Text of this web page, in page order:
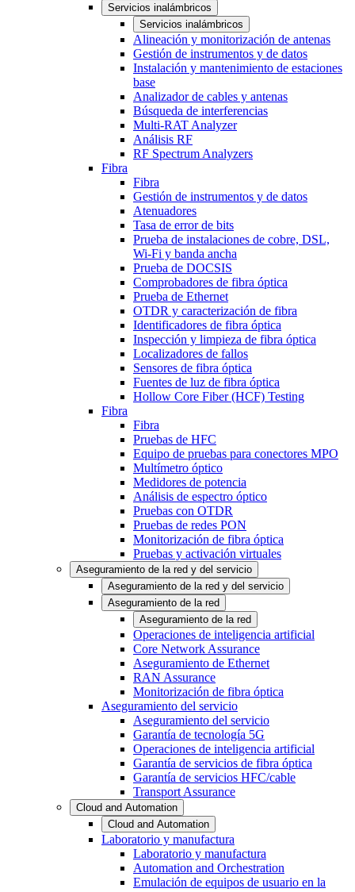
Servicios inalámbricos
Servicios inalámbricos
Alineación y monitorización de antenas
Gestión de instrumentos y de datos
Instalación y mantenimiento de estaciones
base
Analizador de cables y antenas
Búsqueda de interferencias
Multi-RAT Analyzer
Análisis RF
RF Spectrum Analyzers
Fibra
Fibra
Gestión de instrumentos y de datos
Atenuadores
Tasa de error de bits
Prueba de instalaciones de cobre, DSL,
Wi-Fi y banda ancha
Prueba de DOCSIS
Comprobadores de fibra óptica
Prueba de Ethernet
OTDR y caracterización de fibra
Identificadores de fibra óptica
Inspección y limpieza de fibra óptica
Localizadores de fallos
Sensores de fibra óptica
Fuentes de luz de fibra óptica
Hollow Core Fiber (HCF) Testing
Fibra
Fibra
Pruebas de HFC
Equipo de pruebas para conectores MPO
Multímetro óptico
Medidores de potencia
Análisis de espectro óptico
Pruebas con OTDR
Pruebas de redes PON
Monitorización de fibra óptica
Pruebas y activación virtuales
Aseguramiento de la red y del servicio
Aseguramiento de la red y del servicio
Aseguramiento de la red
Aseguramiento de la red
Operaciones de inteligencia artificial
Core Network Assurance
Aseguramiento de Ethernet
RAN Assurance
Monitorización de fibra óptica
Aseguramiento del servicio
Aseguramiento del servicio
Garantía de tecnología 5G
Operaciones de inteligencia artificial
Garantía de servicios de fibra óptica
Garantía de servicios HFC/cable
Transport Assurance
Cloud and Automation
Cloud and Automation
Laboratorio y manufactura
Laboratorio y manufactura
Automation and Orchestration
Emulación de equipos de usuario en la